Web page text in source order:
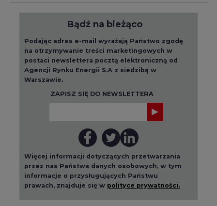
Bądź na bieżąco
Podając adres e-mail wyrażają Państwo zgodę
na otrzymywanie treści marketingowych w
postaci newslettera pocztą elektroniczną od
Agencji Rynku Energii S.A z siedzibą w
Warszawie.
ZAPISZ SIĘ DO NEWSLETTERA
Więcej informacji dotyczących przetwarzania
przez nas Państwa danych osobowych, w tym
informacje o przysługujących Państwu
prawach, znajduje się w polityce prywatności.